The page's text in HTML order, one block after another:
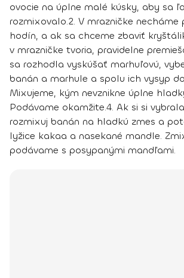
ovocie na úplne malé kúsky, aby sa
rozmixovalo.2. V mrazničke necháme
hodín, a ak sa chceme zbaviť
v mrazničke tvoria, pravidelne
sa rozhodla vyskúšať marhuľovú,
banán a marhule a spolu ich vysyp
Mixujeme, kým nevznikne úplne
Podávame okamžite.4. Ak si si
rozmixuj banán na hladkú zmes a
lyžice kakaa a nasekané mandle.
podávame s posypanými mandľami.